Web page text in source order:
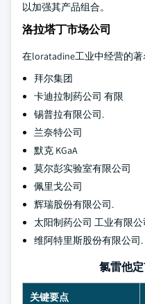
以加强其产品组合。
洛拉塔丁市场公司
在loratadine工业中经营的
拜尔集团
卡迪拉制药公司 有限
锡普拉有限公司.
兰奈特公司
默克 KGaA
莫尔彭实验室有限公司
佩里戈公司
辉瑞股份有限公司.
太阳制药公司 工业有限公
维阿特里斯股份有限公司.
氯雷他
关键要点